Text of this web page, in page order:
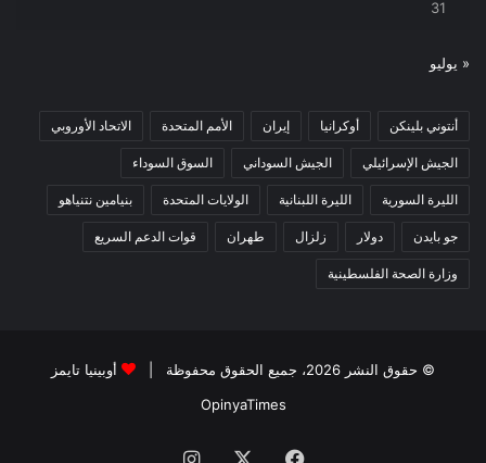
31
« يوليو
أنتوني بلينكن أوكرانيا إيران الأمم المتحدة الاتحاد الأوروبي
الجيش الإسرائيلي الجيش السوداني السوق السوداء
الليرة السورية الليرة اللبنانية الولايات المتحدة بنيامين نتنياهو
جو بايدن دولار زلزال طهران قوات الدعم السريع
وزارة الصحة الفلسطينية
© حقوق النشر 2026، جميع الحقوق محفوظة |
أوبينيا تايمز
OpinyaTimes
فيسبوك انستقرام